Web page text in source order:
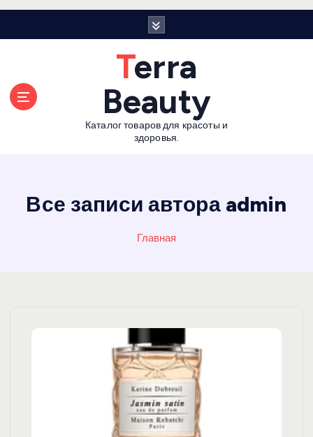
Terra
Beauty
Каталог товаров для красоты и
здоровья.
Все записи автора admin
Главная